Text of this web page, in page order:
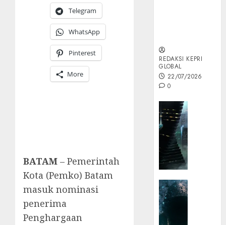
Telegram
WhatsApp
Pinterest
More
BATAM – Pemerintah
Kota (Pemko) Batam
masuk nominasi
penerima
Penghargaan
REDAKSI KEPRI
GLOBAL
22/07/2026
0